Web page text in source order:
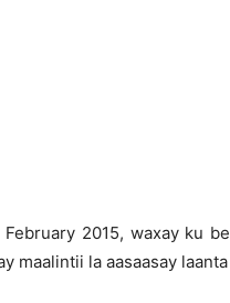
2015, waxay ku
maalintii la aasaasay